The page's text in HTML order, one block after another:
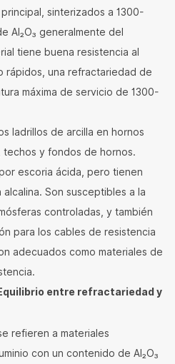
sinterizados a 1300-
Al₂O₃ generalmente del
tiene buena resistencia al
rápidos, una refractariedad de
máxima de servicio de 1300-
ladrillos de arcilla en hornos
y fondos de hornos.
escoria ácida, pero tienen
Son susceptibles a la
controladas, y también
para los cables de resistencia
adecuados como materiales de
entre refractariedad y
refieren a materiales
con un contenido de Al₂O₃